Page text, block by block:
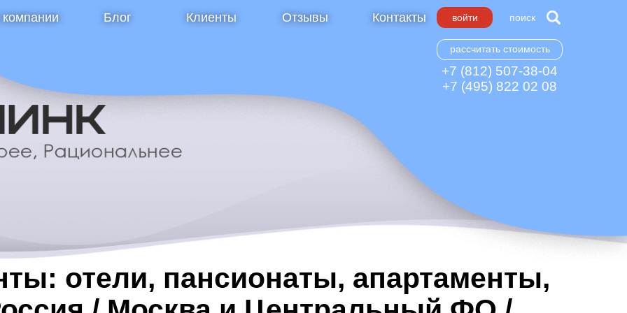
Блог Клиенты Отзывы Контакты войти поиск
рассчитать стоимость
+7 (812) 507-38-04
+7 (495) 822 02 08
отели, пансионаты, апартаменты,